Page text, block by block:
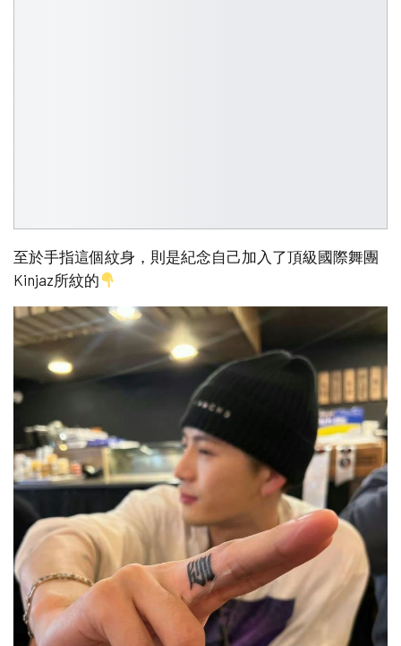
至於手指這個紋身，則是紀念自己加入了頂級國際舞團
Kinjaz所紋的